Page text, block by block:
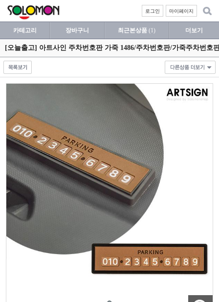
마이페이지
로그인
카테고리 장바구니 최근본상품 (1) 더보기
[오늘출고] 아트사인 주차번호판 가죽 1486/주차번호판/가죽주차번